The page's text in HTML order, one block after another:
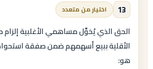
ب.
of Incorporation
(وتُعرف أيضًا بـ
13 اختيار من متعدد
الحق الذي يُخوِّل مساهمي الأغلبية
الأقلية ببيع أسهمهم ضمن صفقة
هو: